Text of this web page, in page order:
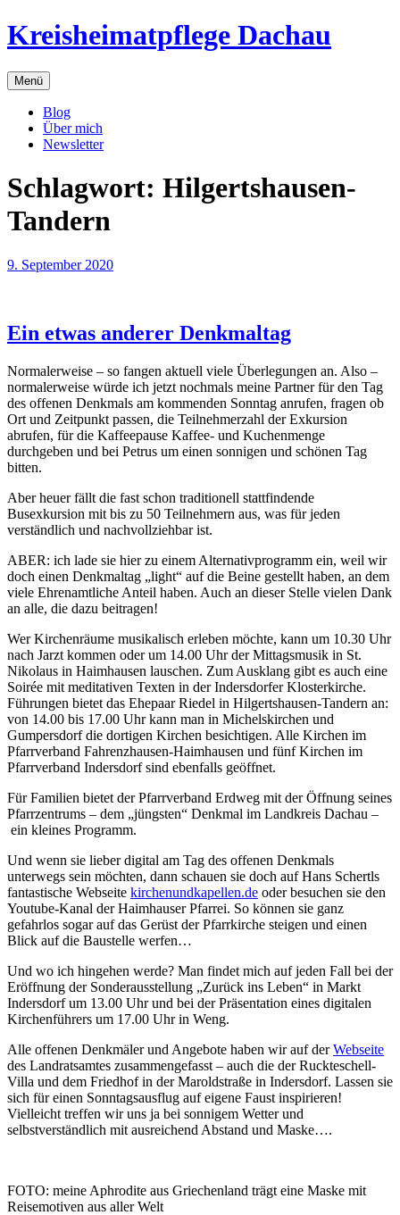
Zum
Inhalt
Kreisheimatpflege Dachau
Menü
Blog
Über mich
Newsletter
Schlagwort: Hilgertshausen-
Tandern
9. September 2020
Ein etwas anderer Denkmaltag
Normalerweise – so fangen aktuell viele Überlegungen an. Also –
normalerweise würde ich jetzt nochmals meine Partner für den Tag
des offenen Denkmals am kommenden Sonntag anrufen, fragen ob
Ort und Zeitpunkt passen, die Teilnehmerzahl der Exkursion
abrufen, für die Kaffeepause Kaffee- und Kuchenmenge
durchgeben und bei Petrus um einen sonnigen und schönen Tag
bitten.
Aber heuer fällt die fast schon traditionell stattfindende
Busexkursion mit bis zu 50 Teilnehmern aus, was für jeden
verständlich und nachvollziehbar ist.
ABER: ich lade sie hier zu einem Alternativprogramm ein, weil wir
doch einen Denkmaltag „light“ auf die Beine gestellt haben, an dem
viele Ehrenamtliche Anteil haben. Auch an dieser Stelle vielen Dank
an alle, die dazu beitragen!
Wer Kirchenräume musikalisch erleben möchte, kann um 10.30 Uhr
nach Jarzt kommen oder um 14.00 Uhr der Mittagsmusik in St.
Nikolaus in Haimhausen lauschen. Zum Ausklang gibt es auch eine
Soirée mit meditativen Texten in der Indersdorfer Klosterkirche.
Führungen bietet das Ehepaar Riedel in Hilgertshausen-Tandern an:
von 14.00 bis 17.00 Uhr kann man in Michelskirchen und
Gumpersdorf die dortigen Kirchen besichtigen. Alle Kirchen im
Pfarrverband Fahrenzhausen-Haimhausen und fünf Kirchen im
Pfarrverband Indersdorf sind ebenfalls geöffnet.
Für Familien bietet der Pfarrverband Erdweg mit der Öffnung seines
Pfarrzentrums – dem „jüngsten“ Denkmal im Landkreis Dachau –
ein kleines Programm.
Und wenn sie lieber digital am Tag des offenen Denkmals
unterwegs sein möchten, dann schauen sie doch auf Hans Schertls
fantastische Webseite kirchenundkapellen.de oder besuchen sie den
Youtube-Kanal der Haimhauser Pfarrei. So können sie ganz
gefahrlos sogar auf das Gerüst der Pfarrkirche steigen und einen
Blick auf die Baustelle werfen…
Und wo ich hingehen werde? Man findet mich auf jeden Fall bei der
Eröffnung der Sonderausstellung „Zurück ins Leben“ in Markt
Indersdorf um 13.00 Uhr und bei der Präsentation eines digitalen
Kirchenführers um 17.00 Uhr in Weng.
Alle offenen Denkmäler und Angebote haben wir auf derWebseite
des Landratsamtes zusammengefasst – auch die der Ruckteschell-
Villa und dem Friedhof in der Maroldstraße in Indersdorf. Lassen sie
sich für einen Sonntagsausflug auf eigene Faust inspirieren!
Vielleicht treffen wir uns ja bei sonnigem Wetter und
selbstverständlich mit ausreichend Abstand und Maske….
FOTO: meine Aphrodite aus Griechenland trägt eine Maske mit
Reisemotiven aus aller Welt